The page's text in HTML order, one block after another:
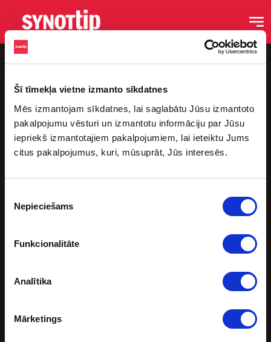
Šī tīmekļa vietne izmanto sīkdatnes
Mēs izmantojam sīkdatnes, lai saglabātu Jūsu izmantoto
pakalpojumu vēsturi un izmantotu informāciju par Jūsu
iepriekš izmantotajiem pakalpojumiem, lai ieteiktu Jums
citus pakalpojumus, kuri, mūsuprāt, Jūs interesēs.
izvēle
Nepieciešams
Funkcionalitāte
Analītika
Mārketings
Ссылки
Блог
Ставки на спорт